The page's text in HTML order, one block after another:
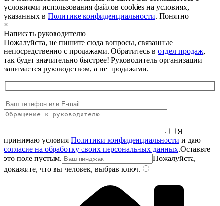
условиями использования файлов cookies на условиях,
указанных в Политике конфиденциальности. Понятно
×
Написать руководителю
Пожалуйста, не пишите сюда вопросы, связанные
непосредственно с продажами. Обратитесь в отдел продаж,
так будет значительно быстрее! Руководитель организации
занимается руководством, а не продажами.
Я
принимаю условия Политики конфиденциальности и даю
согласие на обработку своих персональных данных.Оставьте
это поле пустым.
Пожалуйста,
докажите, что вы человек, выбрав ключ.